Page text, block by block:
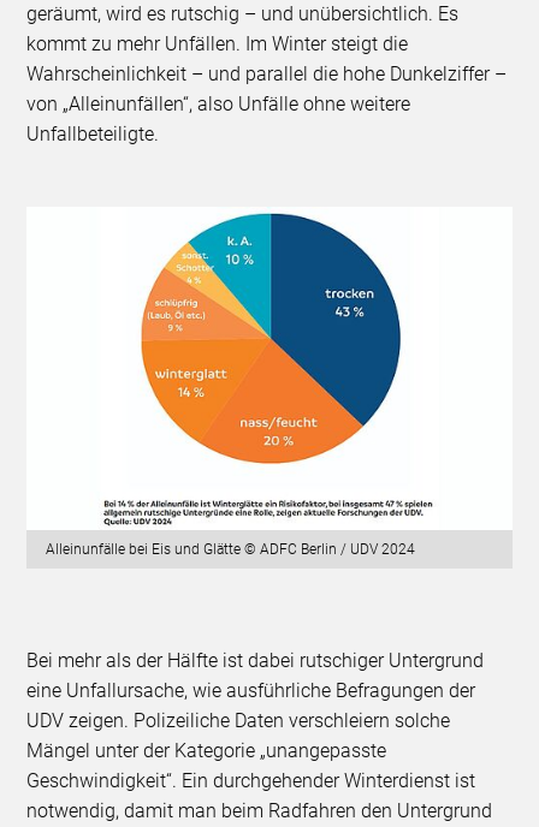
geräumt, wird es rutschig – und unübersichtlich. Es
kommt zu mehr Unfällen. Im Winter steigt die
Wahrscheinlichkeit – und parallel die hohe Dunkelziffer –
von „Alleinunfällen“, also Unfälle ohne weitere
Unfallbeteiligte.
Alleinunfälle bei Eis und Glätte © ADFC Berlin / UDV 2024
Bei mehr als der Hälfte ist dabei rutschiger Untergrund
eine Unfallursache, wie ausführliche Befragungen der
UDV zeigen. Polizeiliche Daten verschleiern solche
Mängel unter der Kategorie „unangepasste
Geschwindigkeit“. Ein durchgehender Winterdienst ist
notwendig, damit man beim Radfahren den Untergrund